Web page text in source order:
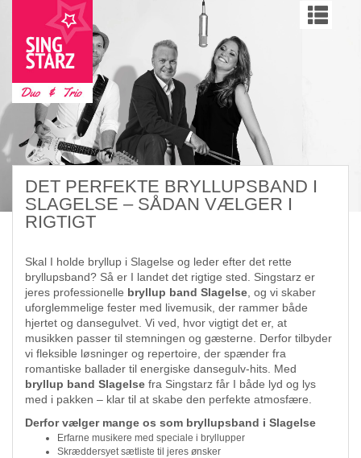
DET PERFEKTE BRYLLUPSBAND I
SLAGELSE – SÅDAN VÆLGER I
RIGTIGT
Skal I holde bryllup i Slagelse og leder efter det rette
bryllupsband? Så er I landet det rigtige sted. Singstarz er
jeres professionelle bryllup band Slagelse , og vi skaber
uforglemmelige fester med livemusik, der rammer både
hjertet og dansegulvet. Vi ved, hvor vigtigt det er, at
musikken passer til stemningen og gæsterne. Derfor tilbyder
vi fleksible løsninger og repertoire, der spænder fra
romantiske ballader til energiske dansegulv-hits. Med
bryllup band Slagelse fra Singstarz får I både lyd og lys
med i pakken – klar til at skabe den perfekte atmosfære.
Derfor vælger mange os som bryllupsband i Slagelse
Erfarne musikere med speciale i bryllupper
Skræddersyet sætliste til jeres ønsker